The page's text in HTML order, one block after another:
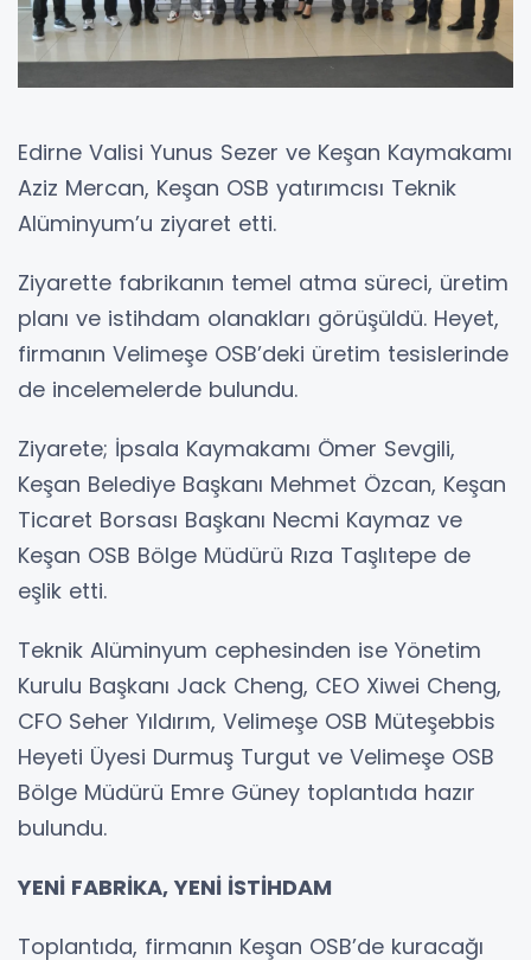
Edirne Valisi Yunus Sezer ve Keşan Kaymakamı
Aziz Mercan, Keşan OSB yatırımcısı Teknik
Alüminyum’u ziyaret etti.
Ziyarette fabrikanın temel atma süreci, üretim
planı ve istihdam olanakları görüşüldü. Heyet,
firmanın Velimeşe OSB’deki üretim tesislerinde
de incelemelerde bulundu.
Ziyarete; İpsala Kaymakamı Ömer Sevgili,
Keşan Belediye Başkanı Mehmet Özcan, Keşan
Ticaret Borsası Başkanı Necmi Kaymaz ve
Keşan OSB Bölge Müdürü Rıza Taşlıtepe de
eşlik etti.
Teknik Alüminyum cephesinden ise Yönetim
Kurulu Başkanı Jack Cheng, CEO Xiwei Cheng,
CFO Seher Yıldırım, Velimeşe OSB Müteşebbis
Heyeti Üyesi Durmuş Turgut ve Velimeşe OSB
Bölge Müdürü Emre Güney toplantıda hazır
bulundu.
YENİ FABRİKA, YENİ İSTİHDAM
Toplantıda, firmanın Keşan OSB’de kuracağı